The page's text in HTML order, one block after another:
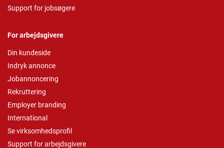
Support for jobsøgere
For arbejdsgivere
Din kundeside
Indryk annonce
Jobannoncering
Rekruttering
Employer branding
International
Se virksomhedsprofil
Support for arbejdsgivere